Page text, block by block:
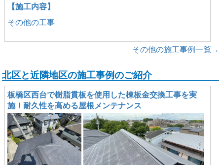
【施工内容】
その他の工事
その他の施工事例一覧→
北区と近隣地区の施工事例のご紹介
板橋区西台で樹脂貫板を使用した棟板金交換工事を実
施！耐久性を高める屋根メンテナンス